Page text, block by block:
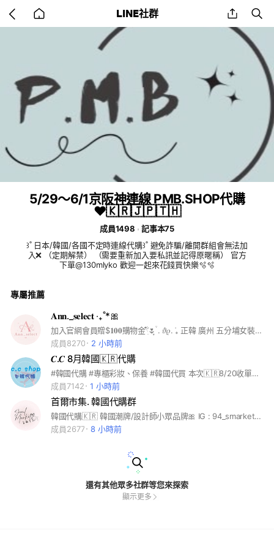
back
to
LINE社群 share
5/29～6/1京阪神連線 PMB.SHOP代購
♥🇰🇷🇯🇵🇹🇭
成員1498
記事本75
꒱˚ 日本/韓國/各國不定時連線代購꒱˚ 避免詐騙/離開群組會無法加
入❌ （定期解禁） （需要重新加入要私訊並記得原暱稱） 官方
下單@130mlyko 歡迎一起來花錢買快樂🫧🫧
專屬推薦
𝐀𝐧𝐧._𝐬𝐞𝐥𝐞𝐜𝐭 ‧₊˚*🎀
加入官網會員贈$𝟏𝟎𝟎購物金𓍢ִ໋🌷͙֒ . ݁𝜗𝜚. ݁₊ 正韓 廣州 五分埔女裝 各國代購｜小眾選品｜三麗鷗｜潮牌 \ 合法營業登記🪽IG:@ann._select /
成員8270
2 小時前
𝑪.𝑪 8月韓國🇰🇷代購
#韓國代購 #專櫃彩妝、保養 #韓國代買 本次🇰🇷8/20收單，韓國連線 8/29開始陸續出貨，主要以韓國美妝保養/專櫃彩妝保養/韓國品牌服飾為主🉐 商品預訂當天需先付款全額-100之訂金，剩餘$100結單後會開立賣貨便貨到付款 ，因免稅價格多變，建議當下會訂購買才可以確保商品有貨以及好價～! #因代購為客製化購買，除商品嚴重破損、瑕疵、規格錯誤以外皆不接收退換貨
成員7142
1 小時前
首爾市集. 韓國代購群
韓國代購🇰🇷 韓國潮牌/設計師小眾品牌🎀 IG : 94_smarket 官方Line : @214gtopr - 歡迎各位新朋友加入呦👏 是住在韓國🇰🇷生活的台灣人 都是親自去訂購採購的呦！可以放心🫶🏻 最新連線消息以及優惠會在這裡公告🪧 - 群組都是給大家最優惠的價格呦🫶🏻 有不定時的折扣及快閃活動🥰🥰🥰 🧸客服回覆時間：15:00～5:00 （週日休息） #韓國代購#Korea#網路代訂 🎀🎀🎀🎀🎀
成員2677
8 小時前
還有其他眾多社群等您來探索
顯示更多